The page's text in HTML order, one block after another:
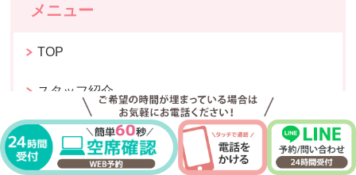
メニュー
TOP
スタッフ紹介
メニュー／料金
外反母趾専門施術 BeforeAfter